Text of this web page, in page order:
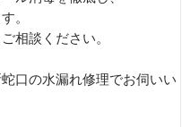
。
相談ください。
口の水漏れ修理でお伺いい